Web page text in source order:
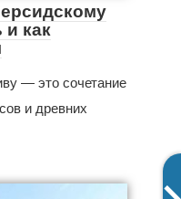
и как
— это сочетание
и древних